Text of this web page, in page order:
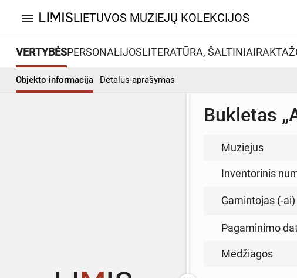
menu LIETUVOS MUZIEJŲ KOLEKCIJOS
VERTYBĖSPERSONALIJOSLITERATŪRA, ŠALTINIAI
Objekto informacija Detalus aprašymas
Bukletas
Muziejus
Inventorinis
Gamintojas (-ai)
Pagaminimo
Medžiagos